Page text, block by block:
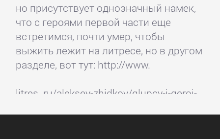
но присутствует однозначный намек,
что с героями первой части еще
встретимся, почти умер, чтобы
выжить лежит на литресе, но в другом
разделе, вот тут: http://www.
litres. ru/aleksey-zhidkov/glupcy-i-geroi-